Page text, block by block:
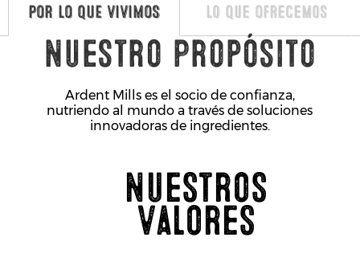
POR LO QUE VIVIMOS Lo Que Ofrecemos
Nuestro Propósito
Ardent Mills es el socio de confianza,
nutriendo al mundo a través de soluciones
innovadoras de ingredientes.
Nuestros
Valores